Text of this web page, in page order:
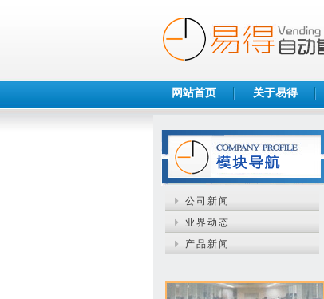
网站首页 关于易得
公司新闻
业界动态
产品新闻